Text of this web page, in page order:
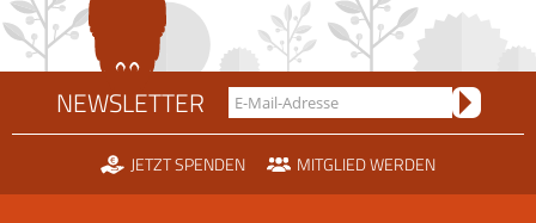
NEWSLETTER
JETZT SPENDEN MITGLIED WERDEN